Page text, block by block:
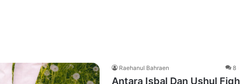
Raehanul Bahraen 8
Antara Isbal Dan Ushul Fiqh